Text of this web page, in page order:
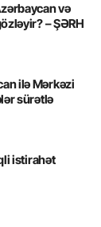
və
– ŞƏRH
ilə Mərkəzi
sürətlə
istirahət